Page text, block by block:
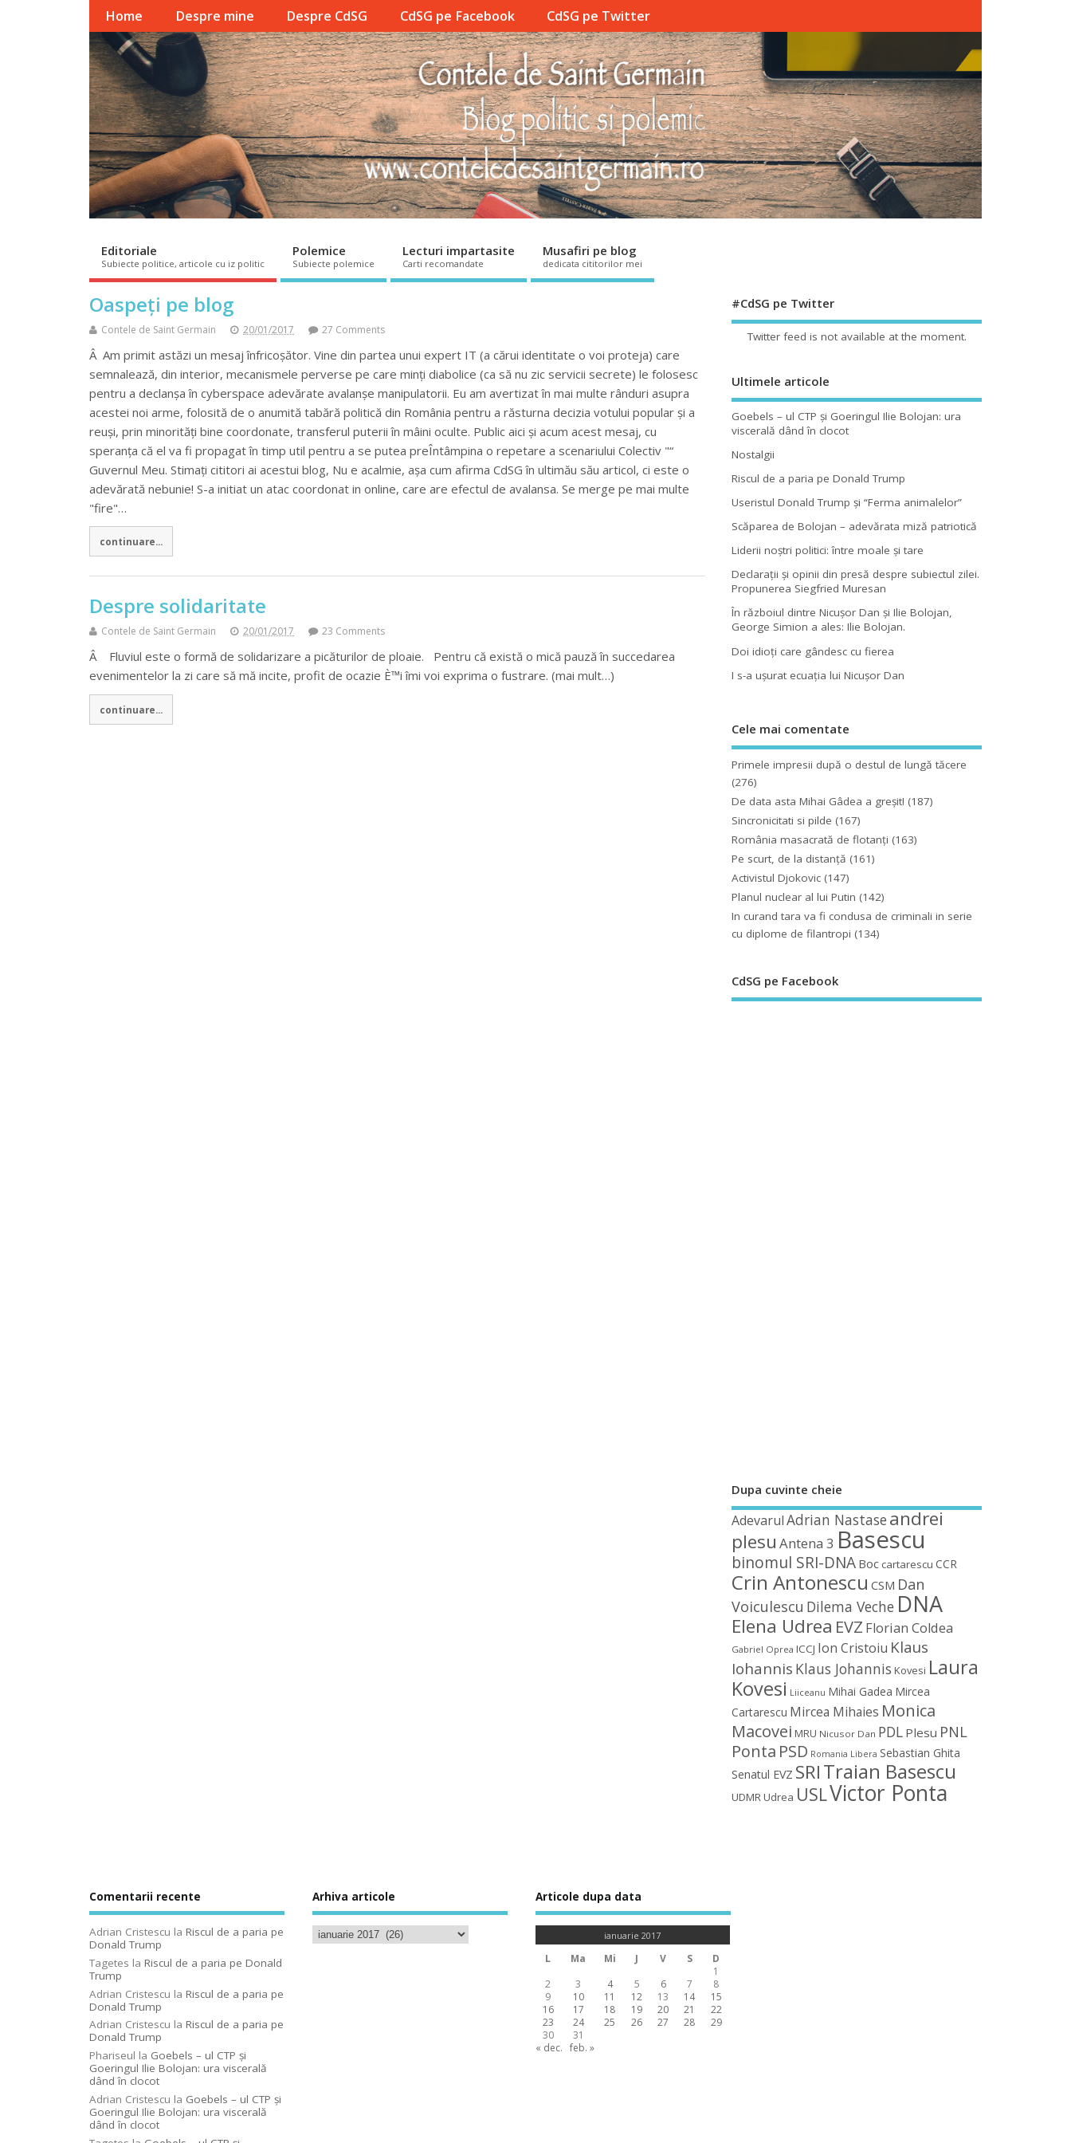
Home Despre mine Despre CdSG CdSG pe Facebook CdSG pe Twitter
Editoriale
Subiecte politice, articole cu iz politic
Polemice
Subiecte polemice
Lecturi impartasite
Carti recomandate
Musafiri pe blog
dedicata cititorilor mei
Oaspeți pe blog
Contele de Saint Germain 20/01/2017 27 Comments
Â Am primit astăzi un mesaj înfricoșător. Vine din partea unui expert IT (a cărui identitate o voi proteja) care
semnalează, din interior, mecanismele perverse pe care minți diabolice (ca să nu zic servicii secrete) le folosesc
pentru a declanșa în cyberspace adevărate avalanșe manipulatorii. Eu am avertizat în mai multe rânduri asupra
acestei noi arme, folosită de o anumită tabără politică din România pentru a răsturna decizia votului popular și a
reuși, prin minorități bine coordonate, transferul puterii în mâini oculte. Public aici și acum acest mesaj, cu
speranța că el va fi propagat în timp util pentru a se putea preÎntâmpina o repetare a scenariului Colectiv "“
Guvernul Meu. Stimați cititori ai acestui blog, Nu e acalmie, așa cum afirma CdSG în ultimău său articol, ci este o
adevărată nebunie! S-a initiat un atac coordonat in online, care are efectul de avalansa. Se merge pe mai multe
"fire"…
continuare...
Despre solidaritate
Contele de Saint Germain 20/01/2017 23 Comments
Â Fluviul este o formă de solidarizare a picăturilor de ploaie. Pentru că există o mică pauză în succedarea
evenimentelor la zi care să mă incite, profit de ocazie È™i îmi voi exprima o fustrare. (mai mult…)
continuare...
#CdSG pe Twitter
Twitter feed is not available at the moment.
Ultimele articole
Goebels – ul CTP şi Goeringul Ilie Bolojan: ura
viscerală dând în clocot
Nostalgii
Riscul de a paria pe Donald Trump
Useristul Donald Trump şi “Ferma animalelor”
Scăparea de Bolojan – adevărata miză patriotică
Liderii noştri politici: între moale şi tare
Declaraţii şi opinii din presă despre subiectul zilei.
Propunerea Siegfried Muresan
În războiul dintre Nicuşor Dan şi Ilie Bolojan,
George Simion a ales: Ilie Bolojan.
Doi idioţi care gândesc cu fierea
I s-a uşurat ecuaţia lui Nicuşor Dan
Cele mai comentate
Primele impresii după o destul de lungă tăcere
(276)
De data asta Mihai Gâdea a greşit! (187)
Sincronicitati si pilde (167)
România masacrată de flotanţi (163)
Pe scurt, de la distanță (161)
Activistul Djokovic (147)
Planul nuclear al lui Putin (142)
In curand tara va fi condusa de criminali in serie
cu diplome de filantropi (134)
CdSG pe Facebook
Dupa cuvinte cheie
Adevarul Adrian Nastaseandrei
plesu Antena 3 Basescu
binomul SRI-DNA Boc cartarescu CCR
Crin Antonescu CSM Dan
Voiculescu Dilema Veche DNA
Elena Udrea EVZ Florian Coldea
Gabriel Oprea ICCJ Ion Cristoiu Klaus
Iohannis Klaus Johannis Kovesi Laura
Kovesi Liiceanu Mihai Gadea Mircea
Cartarescu Mircea Mihaies Monica
Macovei MRU Nicusor Dan PDL Plesu PNL
Ponta PSD Romania Libera Sebastian Ghita
Senatul EVZ SRITraian Basescu
UDMRUdrea USLVictor Ponta
Comentarii recente
Adrian Cristescu la Riscul de a paria pe
Donald Trump
Tagetes la Riscul de a paria pe Donald
Trump
Adrian Cristescu la Riscul de a paria pe
Donald Trump
Adrian Cristescu la Riscul de a paria pe
Donald Trump
Phariseul la Goebels – ul CTP şi
Goeringul Ilie Bolojan: ura viscerală
dând în clocot
Adrian Cristescu la Goebels – ul CTP şi
Goeringul Ilie Bolojan: ura viscerală
dând în clocot
Arhiva articole Articole dupa data
ianuarie 2017
L Ma Mi J V S
D
1
2
3 4 5 6 7
8
9
10 11 12 13 14
15
16
17 18 19 20 21
22
23
24 25 26 27 28
29
30
31
« dec. feb. »